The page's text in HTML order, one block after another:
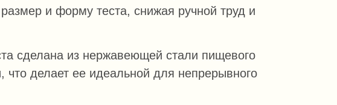
и форму теста, снижая ручной труд и
сделана из нержавеющей стали пищевого
делает ее идеальной для непрерывного